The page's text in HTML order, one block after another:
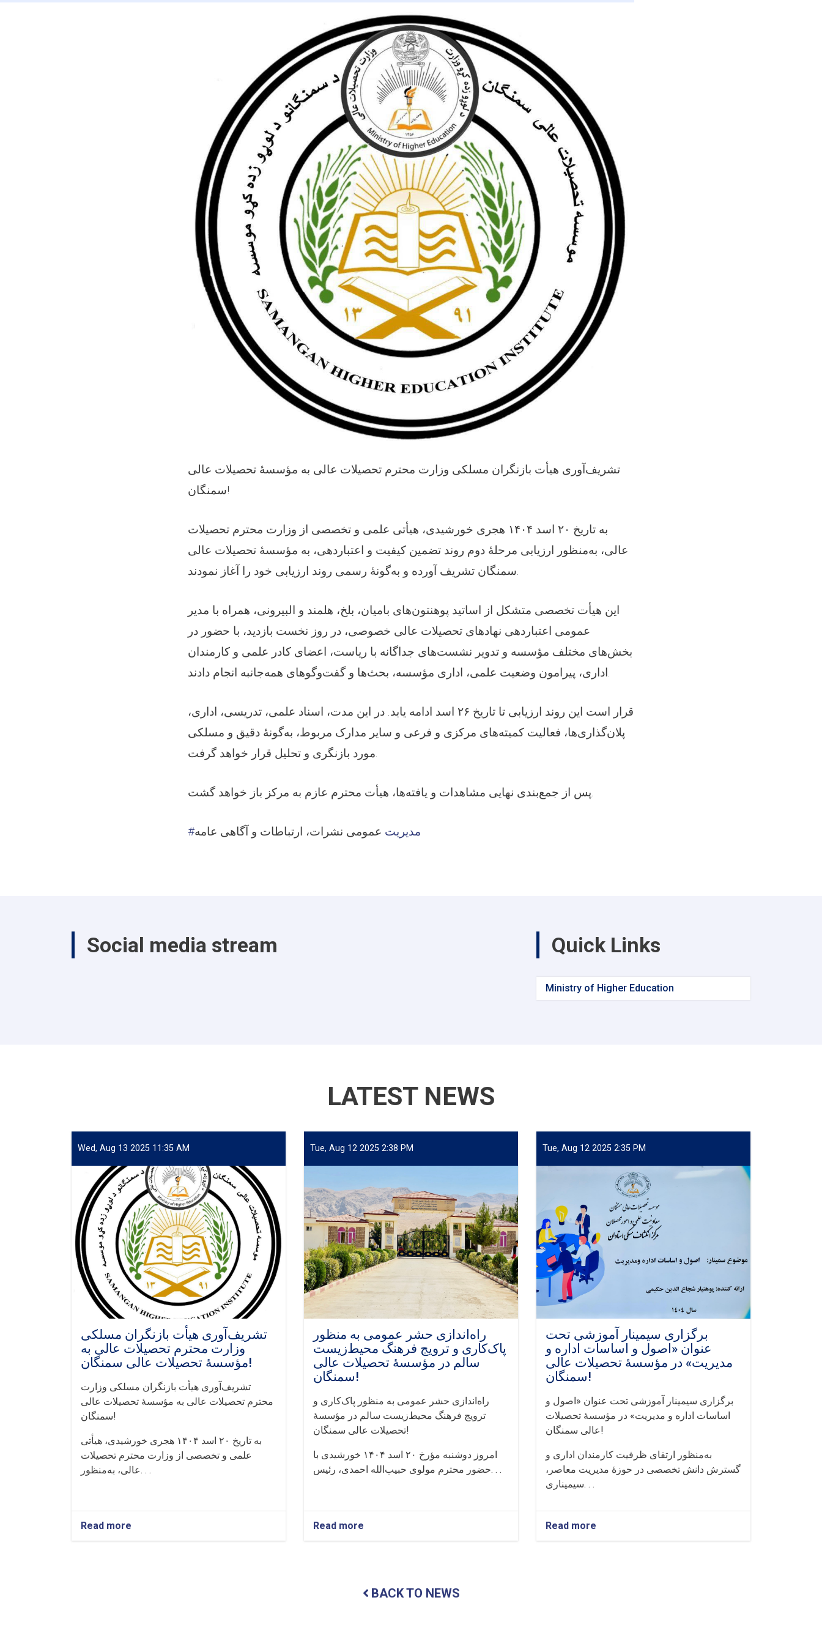
تشریف‌آوری هیأت بازنگران مسلکی وزارت محترم تحصیلات عالی به مؤسسهٔ تحصیلات عالی
سمنگان!
به تاریخ ۲۰ اسد ۱۴۰۴ هجری خورشیدی، هیأتی علمی و تخصصی از وزارت محترم تحصیلات
عالی، به‌منظور ارزیابی مرحلهٔ دوم روند تضمین کیفیت و اعتباردهی، به مؤسسهٔ تحصیلات عالی
سمنگان تشریف آورده و به‌گونهٔ رسمی روند ارزیابی خود را آغاز نمودند.
این هیأت تخصصی متشکل از اساتید پوهنتون‌های بامیان، بلخ، هلمند و البیرونی، همراه با مدیر
عمومی اعتباردهی نهادهای تحصیلات عالی خصوصی، در روز نخست بازدید، با حضور در
بخش‌های مختلف مؤسسه و تدویر نشست‌های جداگانه با ریاست، اعضای کادر علمی و کارمندان
اداری، پیرامون وضعیت علمی، اداری مؤسسه، بحث‌ها و گفت‌وگوهای همه‌جانبه انجام دادند.
قرار است این روند ارزیابی تا تاریخ ۲۶ اسد ادامه یابد. در این مدت، اسناد علمی، تدریسی، اداری،
پلان‌گذاری‌ها، فعالیت کمیته‌های مرکزی و فرعی و سایر مدارک مربوط، به‌گونهٔ دقیق و مسلکی
مورد بازنگری و تحلیل قرار خواهد گرفت.
پس از جمع‌بندی نهایی مشاهدات و یافته‌ها، هیأت محترم عازم به مرکز باز خواهد گشت.
#مدیریت عمومی نشرات، ارتباطات و آگاهی عامه
Social media stream Quick Links
Ministry of Higher Education
LATEST NEWS
Wed, Aug 13 2025 11:35 AM
تشریف‌آوری هیأت بازنگران مسلکی
وزارت محترم تحصیلات عالی به
مؤسسهٔ تحصیلات عالی سمنگان!
تشریف‌آوری هیأت بازنگران مسلکی وزارت
محترم تحصیلات عالی به مؤسسهٔ تحصیلات عالی
سمنگان!
به تاریخ ۲۰ اسد ۱۴۰۴ هجری خورشیدی، هیأتی
علمی و تخصصی از وزارت محترم تحصیلات
عالی، به‌منظور. . .
Read more
تشریف‌آوری
Tue, Aug 12 2025 2:38 PM
راه‌اندازی حشر عمومی به منظور
پاک‌کاری و ترویج فرهنگ محیط‌زیست
سالم در مؤسسهٔ تحصیلات عالی
سمنگان!
راه‌اندازی حشر عمومی به منظور پاک‌کاری و
ترویج فرهنگ محیط‌زیست سالم در مؤسسهٔ
تحصیلات عالی سمنگان!
امروز دوشنبه مؤرخ ۲۰ اسد ۱۴۰۴ خورشیدی با
حضور محترم مولوی حبیب‌الله احمدی، رئیس. . .
Read more
راه‌اندازی
منظور
پاک‌کاری
Tue, Aug 12 2025 2:35 PM
برگزاری سیمینار آموزشی تحت
عنوان «اصول و اساسات اداره و
مدیریت» در مؤسسهٔ تحصیلات عالی
سمنگان!
برگزاری سیمینار آموزشی تحت عنوان «اصول و
اساسات اداره و مدیریت» در مؤسسهٔ تحصیلات
عالی سمنگان!
به‌منظور ارتقای ظرفیت‌ کارمندان اداری و
گسترش دانش تخصصی در حوزهٔ مدیریت معاصر،
سیمیناری. . .
Read more
برگزاری
BACK TO NEWS